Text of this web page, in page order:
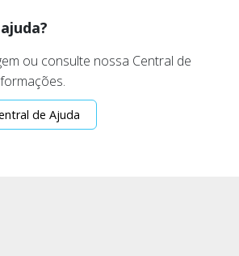
ou consulte nossa Central de
de Ajuda